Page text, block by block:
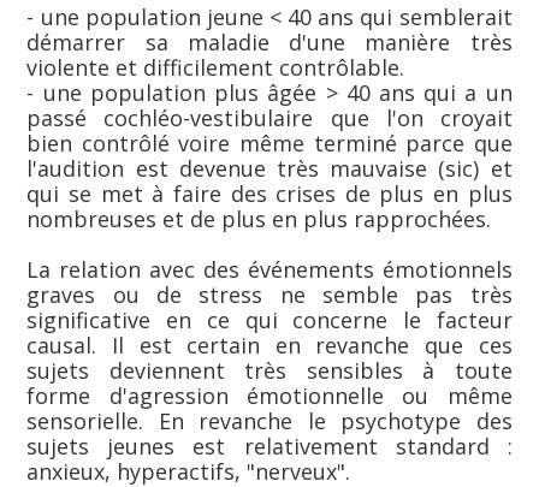
- une population jeune < 40 ans qui semblerait
démarrer sa maladie d'une manière très
violente et difficilement contrôlable.
- une population plus âgée > 40 ans qui a un
passé cochléo-vestibulaire que l'on croyait
bien contrôlé voire même terminé parce que
l'audition est devenue très mauvaise (sic) et
qui se met à faire des crises de plus en plus
nombreuses et de plus en plus rapprochées.
La relation avec des événements émotionnels
graves ou de stress ne semble pas très
significative en ce qui concerne le facteur
causal. Il est certain en revanche que ces
sujets deviennent très sensibles à toute
forme d'agression émotionnelle ou même
sensorielle. En revanche le psychotype des
sujets jeunes est relativement standard :
anxieux, hyperactifs, "nerveux".